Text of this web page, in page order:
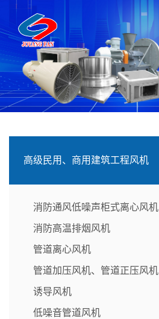
高级民用、商用建筑工程风机
消防通风低噪声柜式离心风机
消防高温排烟风机
管道离心风机
管道加压风机、管道正压风机
诱导风机
低噪音管道风机